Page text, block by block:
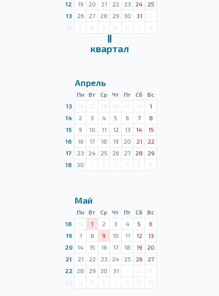
12
19 20 21 22 23 24
25
13
26 27 28 29 30 31
1
2 3 4 5 6 7 8
Ⅱ
квартал
Апрель
Пн Вт Ср Чт Пт Сб
Вс
13
26 27 28 29 30 31
1
14
2 3 4 5 6 7
8
15
9 10 11 12 13 14
15
16
16 17 18 19 20 21
22
17
23 24 25 26 27 28
29
18
30 1 2 3 4 5 6
Май
Пн Вт Ср Чт Пт Сб
Вс
18
30 1 2 3 4 5
6
19
7 8 9 10 11 12
13
20
14 15 16 17 18 19
20
21
21 22 23 24 25 26
27
22
28 29 30 31 1 2
3
4 5 6 7 8 9 10